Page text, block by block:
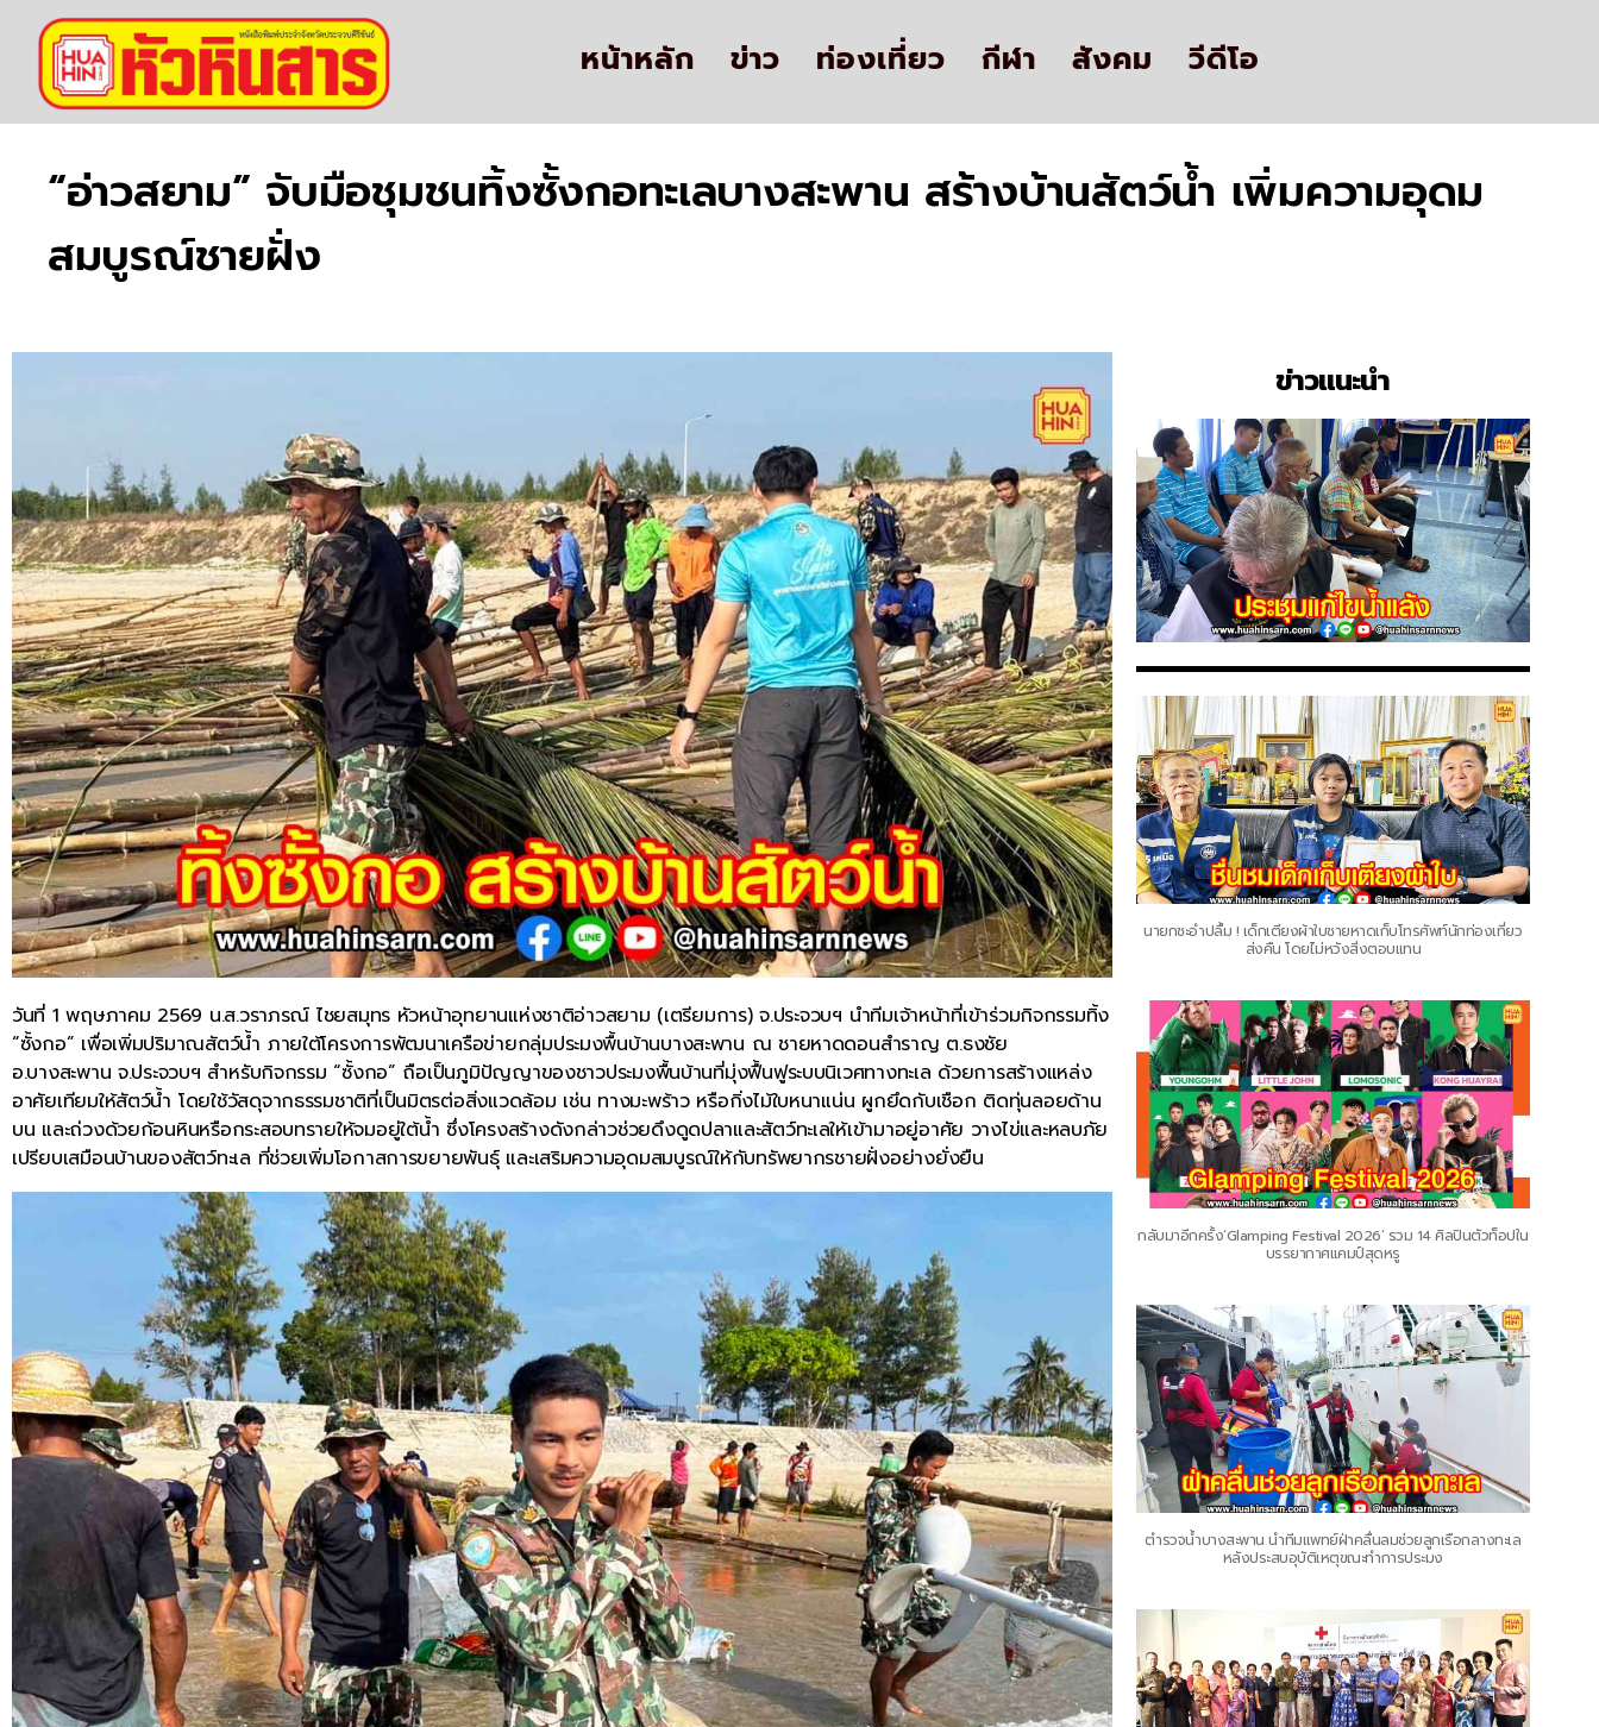
หน้าหลัก ข่าว ท่องเที่ยว กีฬา สังคม วีดีโอ
“อ่าวสยาม” จับมือชุมชนทิ้งซั้งกอทะเลบางสะพาน สร้างบ้านสัตว์น้ำ เพิ่มความอุดม
สมบูรณ์ชายฝั่ง
วันที่ 1 พฤษภาคม 2569 น.ส.วราภรณ์ ไชยสมุทร หัวหน้าอุทยานแห่งชาติอ่าวสยาม (เตรียมการ) จ.ประจวบฯ นำทีมเจ้าหน้าที่เข้าร่วมกิจกรรมทิ้ง
“ซั้งกอ” เพื่อเพิ่มปริมาณสัตว์น้ำ ภายใต้โครงการพัฒนาเครือข่ายกลุ่มประมงพื้นบ้านบางสะพาน ณ ชายหาดดอนสำราญ ต.ธงชัย
อ.บางสะพาน จ.ประจวบฯ สำหรับกิจกรรม “ซั้งกอ” ถือเป็นภูมิปัญญาของชาวประมงพื้นบ้านที่มุ่งฟื้นฟูระบบนิเวศทางทะเล ด้วยการสร้างแหล่ง
อาศัยเทียมให้สัตว์น้ำ โดยใช้วัสดุจากธรรมชาติที่เป็นมิตรต่อสิ่งแวดล้อม เช่น ทางมะพร้าว หรือกิ่งไม้ใบหนาแน่น ผูกยึดกับเชือก ติดทุ่นลอยด้าน
บน และถ่วงด้วยก้อนหินหรือกระสอบทรายให้จมอยู่ใต้น้ำ ซึ่งโครงสร้างดังกล่าวช่วยดึงดูดปลาและสัตว์ทะเลให้เข้ามาอยู่อาศัย วางไข่และหลบภัย
เปรียบเสมือนบ้านของสัตว์ทะเล ที่ช่วยเพิ่มโอกาสการขยายพันธุ์ และเสริมความอุดมสมบูรณ์ให้กับทรัพยากรชายฝั่งอย่างยั่งยืน
ข่าวแนะนำ
นายกชะอำปลื้ม ! เด็กเตียงผ้าใบชายหาดเก็บโทรศัพท์นักท่องเที่ยว
ส่งคืน โดยไม่หวังสิ่งตอบแทน
กลับมาอีกครั้ง‘Glamping Festival 2026’ รวม 14 ศิลปินตัวท็อปใน
บรรยากาศแคมป์สุดหรู
ตำรวจน้ำบางสะพาน นำทีมแพทย์ฝ่าคลื่นลมช่วยลูกเรือกลางทะเล
หลังประสบอุบัติเหตุขณะทำการประมง